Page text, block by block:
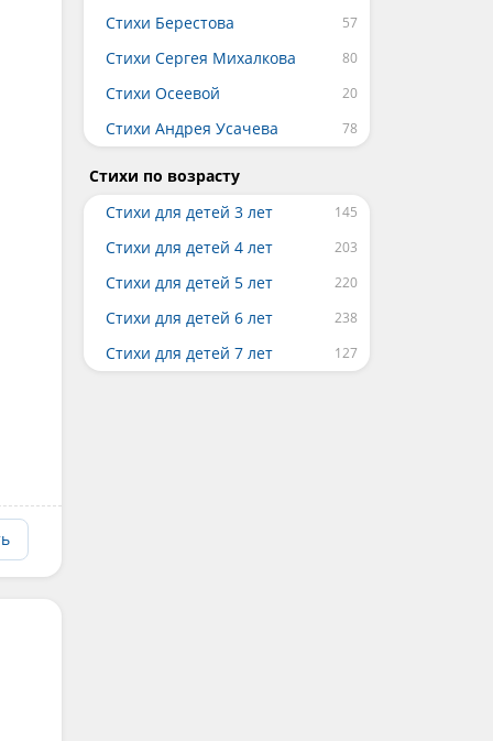
Стихи Берестова
Стихи Сергея Михалкова
Стихи Осеевой
Стихи Андрея Усачева
Стихи по возрасту
Стихи для детей 3 лет
Стихи для детей 4 лет
Стихи для детей 5 лет
Стихи для детей 6 лет
Стихи для детей 7 лет